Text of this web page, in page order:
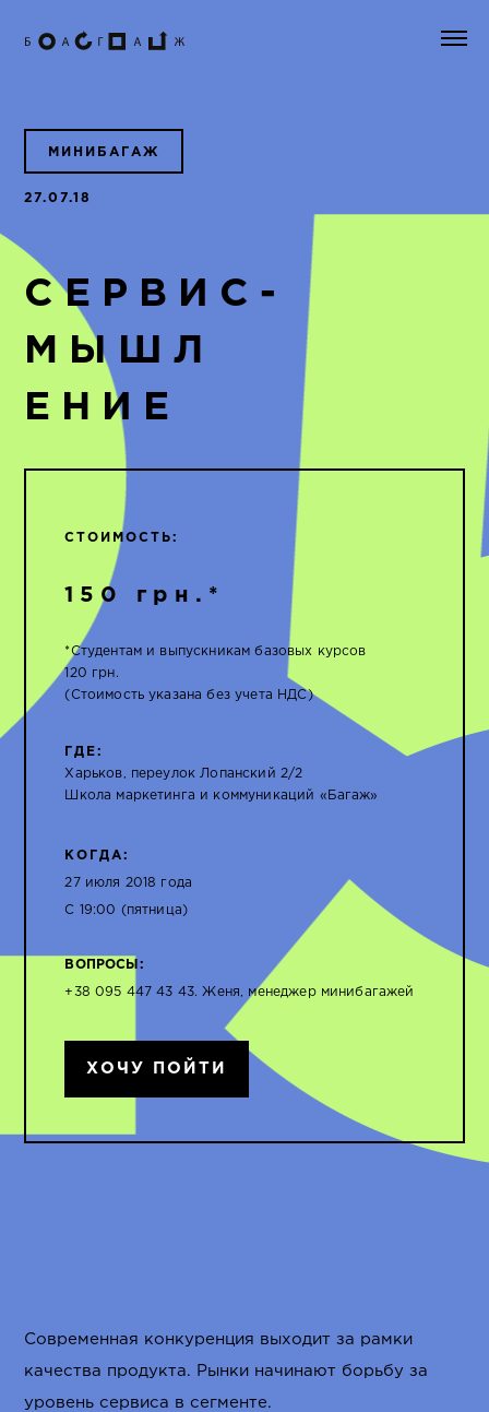
МИНИБАГАЖ
27.07.18
СЕРВИС-
МЫШЛ
ЕНИЕ
СТОИМОСТЬ:
150 грн.*
*Студентам и выпускникам базовых курсов
120 грн.
(Стоимость указана без учета НДС)
ГДЕ:
Харьков, переулок Лопанский 2/2
Школа маркетинга и коммуникаций «Багаж»
КОГДА:
27 июля 2018 года
С 19:00 (пятница)
ВОПРОСЫ:
+38 095 447 43 43. Женя, менеджер минибагажей
ХОЧУ ПОЙТИ
Современная конкуренция выходит за рамки
качества продукта. Рынки начинают борьбу за
уровень сервиса в сегменте.